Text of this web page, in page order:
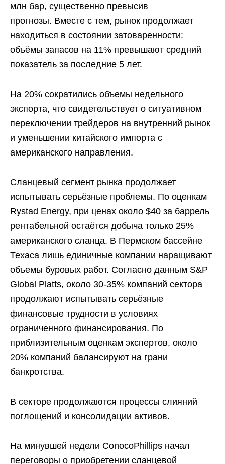
млн бар, существенно превысив
прогнозы. Вместе с тем, рынок продолжает
находиться в состоянии затоваренности:
объёмы запасов на 11% превышают средний
показатель за последние 5 лет.
На 20% сократились объемы недельного
экспорта, что свидетельствует о ситуативном
переключении трейдеров на внутренний рынок
и уменьшении китайского импорта с
американского направления.
Сланцевый сегмент рынка продолжает
испытывать серьёзные проблемы. По оценкам
Rystad Energy, при ценах около $40 за баррель
рентабельной остаётся добыча только 25%
американского сланца. В Пермском бассейне
Техаса лишь единичные компании наращивают
объемы буровых работ. Согласно данным S&P
Global Platts, около 30-35% компаний сектора
продолжают испытывать серьёзные
финансовые трудности в условиях
ограниченного финансирования. По
приблизительным оценкам экспертов, около
20% компаний балансируют на грани
банкротства.
В секторе продолжаются процессы слияний
поглощений и консолидации активов.
На минувшей недели ConocoPhillips начал
переговоры о приобретении сланцевой